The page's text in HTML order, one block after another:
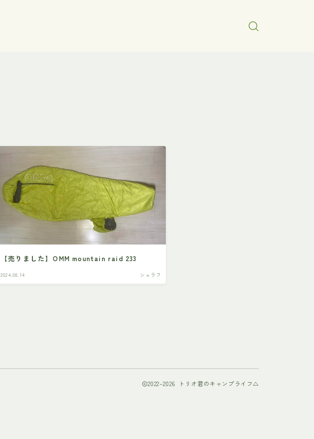
【売りました】OMM mountain raid 233
2024.08.14 シュラフ
2022–2026 トリオ君のキャンプライフ△